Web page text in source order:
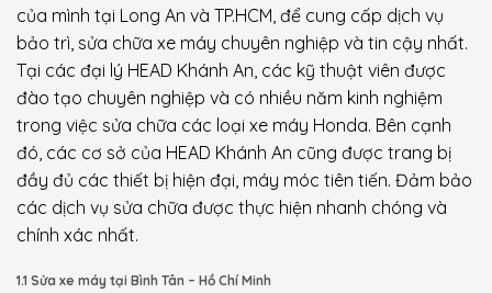
của mình tại Long An và TP.HCM, để cung cấp dịch vụ
bảo trì, sửa chữa xe máy chuyên nghiệp và tin cậy nhất.
Tại các đại lý HEAD Khánh An, các kỹ thuật viên được
đào tạo chuyên nghiệp và có nhiều năm kinh nghiệm
trong việc sửa chữa các loại xe máy Honda. Bên cạnh
đó, các cơ sở của HEAD Khánh An cũng được trang bị
đầy đủ các thiết bị hiện đại, máy móc tiên tiến. Đảm bảo
các dịch vụ sửa chữa được thực hiện nhanh chóng và
chính xác nhất.
1.1 Sửa xe máy tại Bình Tân – Hồ Chí Minh